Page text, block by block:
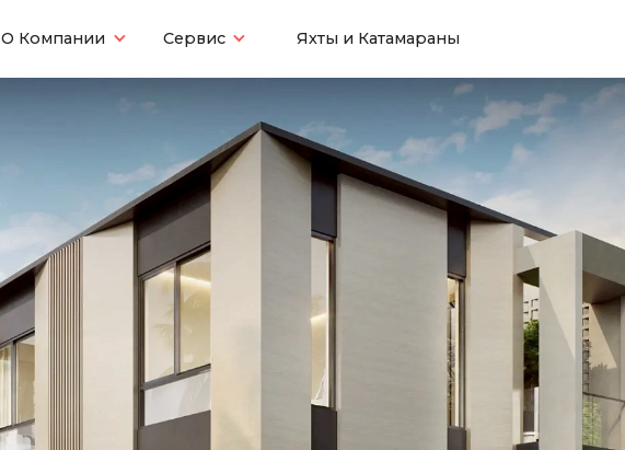
О Компании Сервис Яхты и Катамараны